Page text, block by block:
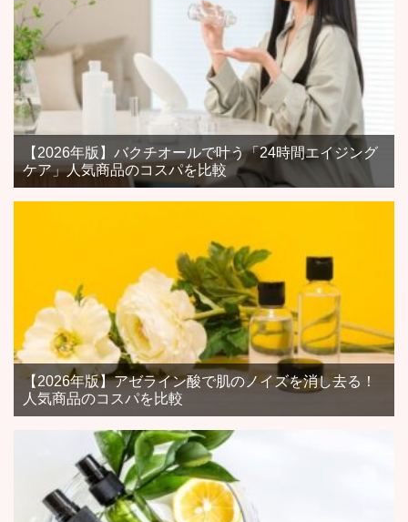
【2026年版】バクチオールで叶う「24時間エイジング
ケア」人気商品のコスパを比較
【2026年版】アゼライン酸で肌のノイズを消し去る！
人気商品のコスパを比較